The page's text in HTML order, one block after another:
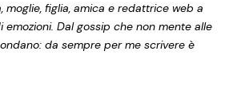
moglie, figlia, amica e redattrice web a
Dal gossip che non mente alle
da sempre per me scrivere è